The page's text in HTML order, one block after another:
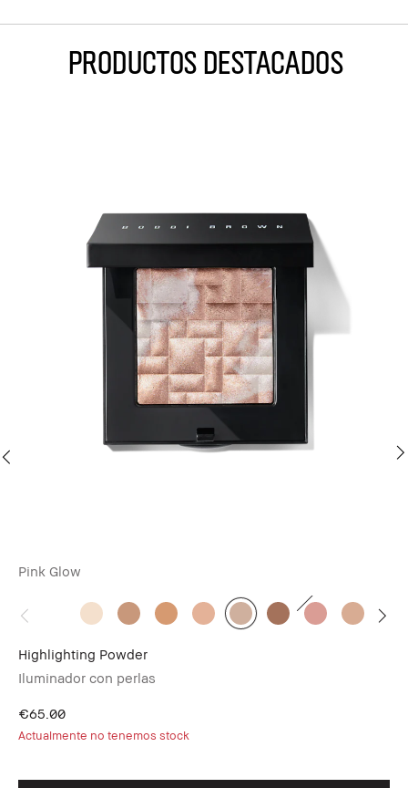
PRODUCTOS DESTACADOS
Pink Glow
Highlighting Powder
Iluminador con perlas
€65.00
Actualmente no tenemos stock